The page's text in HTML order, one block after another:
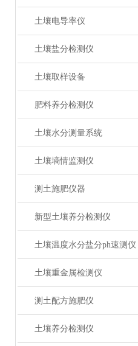
土壤电导率仪
土壤盐分检测仪
土壤取样设备
肥料养分检测仪
土壤水分测量系统
土壤墒情监测仪
测土施肥仪器
新型土壤养分检测仪
土壤温度水分盐分ph速测仪
土壤重金属检测仪
测土配方施肥仪
土壤养分检测仪